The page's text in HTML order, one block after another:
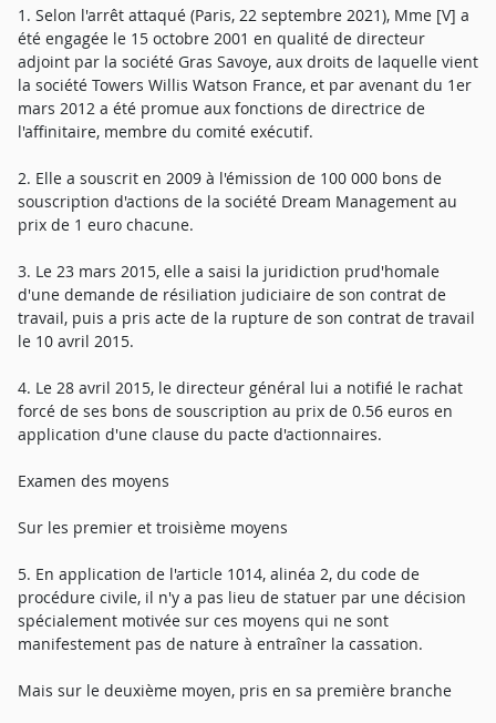
1. Selon l'arrêt attaqué (Paris, 22 septembre 2021), Mme [V] a
été engagée le 15 octobre 2001 en qualité de directeur
adjoint par la société Gras Savoye, aux droits de laquelle vient
la société Towers Willis Watson France, et par avenant du 1er
mars 2012 a été promue aux fonctions de directrice de
l'affinitaire, membre du comité exécutif.
2. Elle a souscrit en 2009 à l'émission de 100 000 bons de
souscription d'actions de la société Dream Management au
prix de 1 euro chacune.
3. Le 23 mars 2015, elle a saisi la juridiction prud'homale
d'une demande de résiliation judiciaire de son contrat de
travail, puis a pris acte de la rupture de son contrat de travail
le 10 avril 2015.
4. Le 28 avril 2015, le directeur général lui a notifié le rachat
forcé de ses bons de souscription au prix de 0.56 euros en
application d'une clause du pacte d'actionnaires.
Examen des moyens
Sur les premier et troisième moyens
5. En application de l'article 1014, alinéa 2, du code de
procédure civile, il n'y a pas lieu de statuer par une décision
spécialement motivée sur ces moyens qui ne sont
manifestement pas de nature à entraîner la cassation.
Mais sur le deuxième moyen, pris en sa première branche